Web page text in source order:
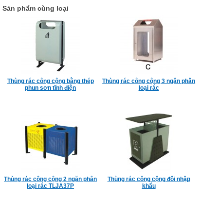
Sản phẩm cùng loại
Thùng rác công cộng bằng thép
phun sơn tĩnh điện
Thùng rác công cộng 3 ngăn phân
loại rác
Thùng rác công cộng 2 ngăn phân
loại rác TLJA37P
Thùng rác công cộng đôi nhập
khẩu